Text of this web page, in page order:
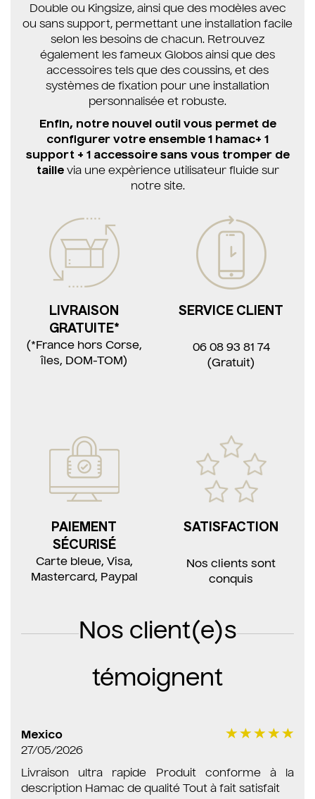
Double ou Kingsize, ainsi que des modèles avec
ou sans support, permettant une installation facile
selon les besoins de chacun. Retrouvez
également les fameux Globos ainsi que des
accessoires tels que des coussins, et des
systèmes de fixation pour une installation
personnalisée et robuste.
Enfin, notre nouvel outil vous permet de
configurer votre ensemble 1 hamac+ 1
support + 1 accessoire sans vous tromper de
taille via une expèrience utilisateur fluide sur
notre site.
LIVRAISON
GRATUITE*
(*France hors Corse,
îles, DOM-TOM)
SERVICE CLIENT
06 08 93 81 74
(Gratuit)
PAIEMENT
SÉCURISÉ
Carte bleue, Visa,
Mastercard, Paypal
SATISFACTION
Nos clients sont
conquis
Nos client(e)s
témoignent
Mexico
27/05/2026
Livraison ultra rapide Produit conforme à la
description Hamac de qualité Tout à fait satisfait